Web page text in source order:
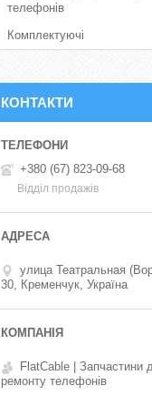
телефонів
Комплектуючі
КОНТАКТИ
+380 (67) 823-09-68
Відділ продажів
улица Театральная
30, Кременчук, Україна
FlatCable | Запчастини
ремонту телефонів